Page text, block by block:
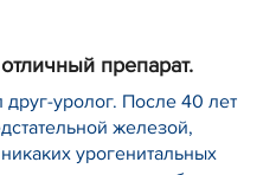
препарат.
уролог. После 40 лет
железой,
урогенитальных